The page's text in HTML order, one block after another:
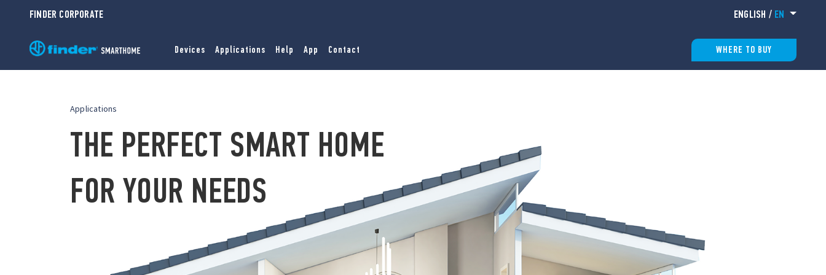
FINDER CORPORATE ENGLISH / EN
Devices Applications Help App Contact WHERE TO BUY
Applications
THE PERFECT SMART HOME
FOR YOUR NEEDS